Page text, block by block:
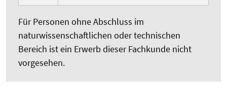
Für Personen ohne Abschluss im
naturwissenschaftlichen oder technischen
Bereich ist ein Erwerb dieser Fachkunde nicht
vorgesehen.